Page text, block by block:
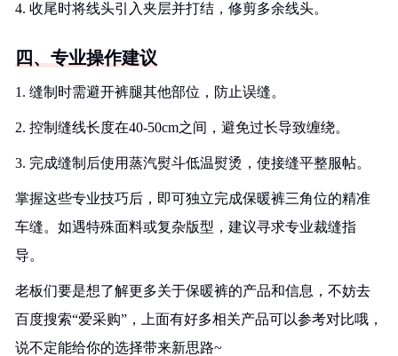
4. 收尾时将线头引入夹层并打结，修剪多余线头。
四、专业操作建议
1. 缝制时需避开裤腿其他部位，防止误缝。
2. 控制缝线长度在40-50cm之间，避免过长导致缠绕。
3. 完成缝制后使用蒸汽熨斗低温熨烫，使接缝平整服帖。
掌握这些专业技巧后，即可独立完成保暖裤三角位的精准
车缝。如遇特殊面料或复杂版型，建议寻求专业裁缝指
导。
老板们要是想了解更多关于保暖裤的产品和信息，不妨去
百度搜索“爱采购”，上面有好多相关产品可以参考对比哦，
说不定能给你的选择带来新思路~